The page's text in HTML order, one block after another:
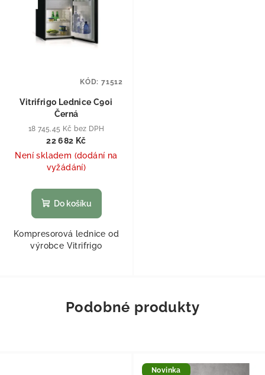
Vitrifrigo Lednice C90i
Černá
18 745,45 Kč bez DPH
22 682 Kč
Není skladem (dodání na
vyžádání)
Do košíku
Kompresorová lednice od
výrobce Vitrifrigo
KÓD: 71512
Podobné produkty
Novinka